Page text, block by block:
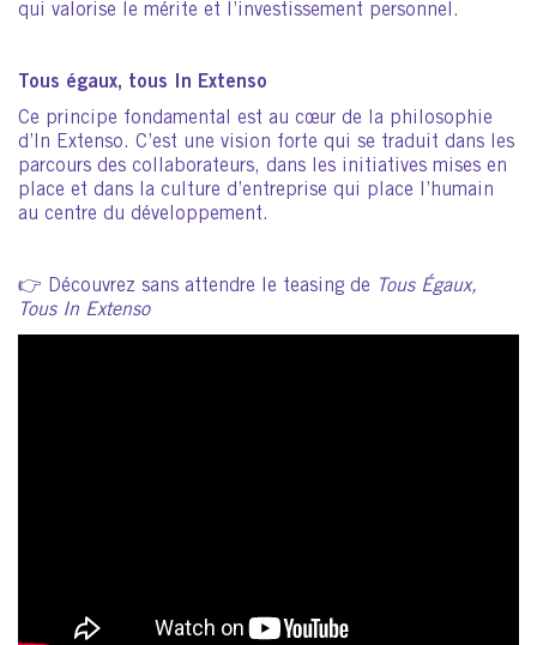
qui valorise le mérite et l’investissement personnel.
Tous égaux, tous In Extenso
Ce principe fondamental est au cœur de la philosophie
d’In Extenso. C’est une vision forte qui se traduit dans les
parcours des collaborateurs, dans les initiatives mises en
place et dans la culture d’entreprise qui place l’humain
au centre du développement.
👉 Découvrez sans attendre le teasing de
Tous Égaux,
Tous In Extenso